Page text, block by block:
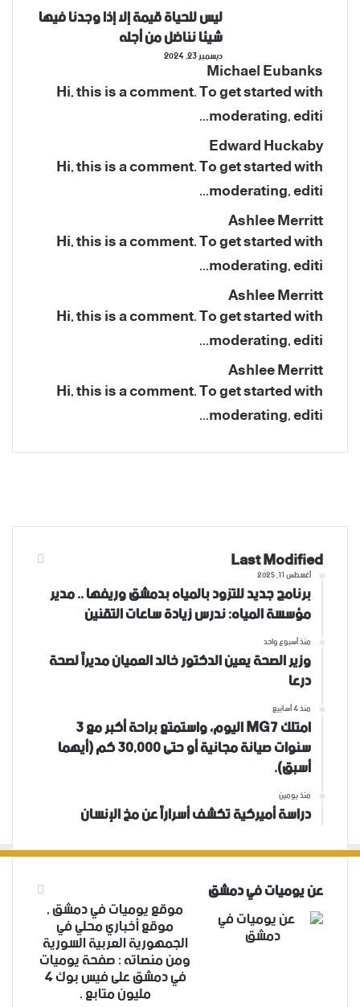
ليس للحياة قيمة إلا إذا وجدنا فيها
شيئا نناضل من أجله
ديسمبر 23, 2024
Michael Eubanks
Hi, this is a comment. To get started with
moderating, editi...
Edward Huckaby
Hi, this is a comment. To get started with
moderating, editi...
Ashlee Merritt
Hi, this is a comment. To get started with
moderating, editi...
Ashlee Merritt
Hi, this is a comment. To get started with
moderating, editi...
Ashlee Merritt
Hi, this is a comment. To get started with
moderating, editi...
Last Modified
أغسطس 11, 2025
برنامج جديد للتزود بالمياه بدمشق وريفها .. مدير
مؤسسة المياه: ندرس زيادة ساعات التقنين
منذ أسبوع واحد
وزير الصحة يعين الدكتور خالد العميان مديراً لصحة
درعا
منذ 4 أسابيع
امتلك MG7 اليوم، واستمتع براحة أكبر مع 3
سنوات صيانة مجانية أو حتى 30,000 كم (أيهما
أسبق).
منذ يومين
دراسة أميركية تكشف أسراراً عن مخ الإنسان
عن يوميات في دمشق
موقع يوميات في دمشق ,
موقع أخباري محلي في
الجمهورية العربية السورية
ومن منصاته : صفحة يوميات
في دمشق على فيس بوك 4 مليون متابع .